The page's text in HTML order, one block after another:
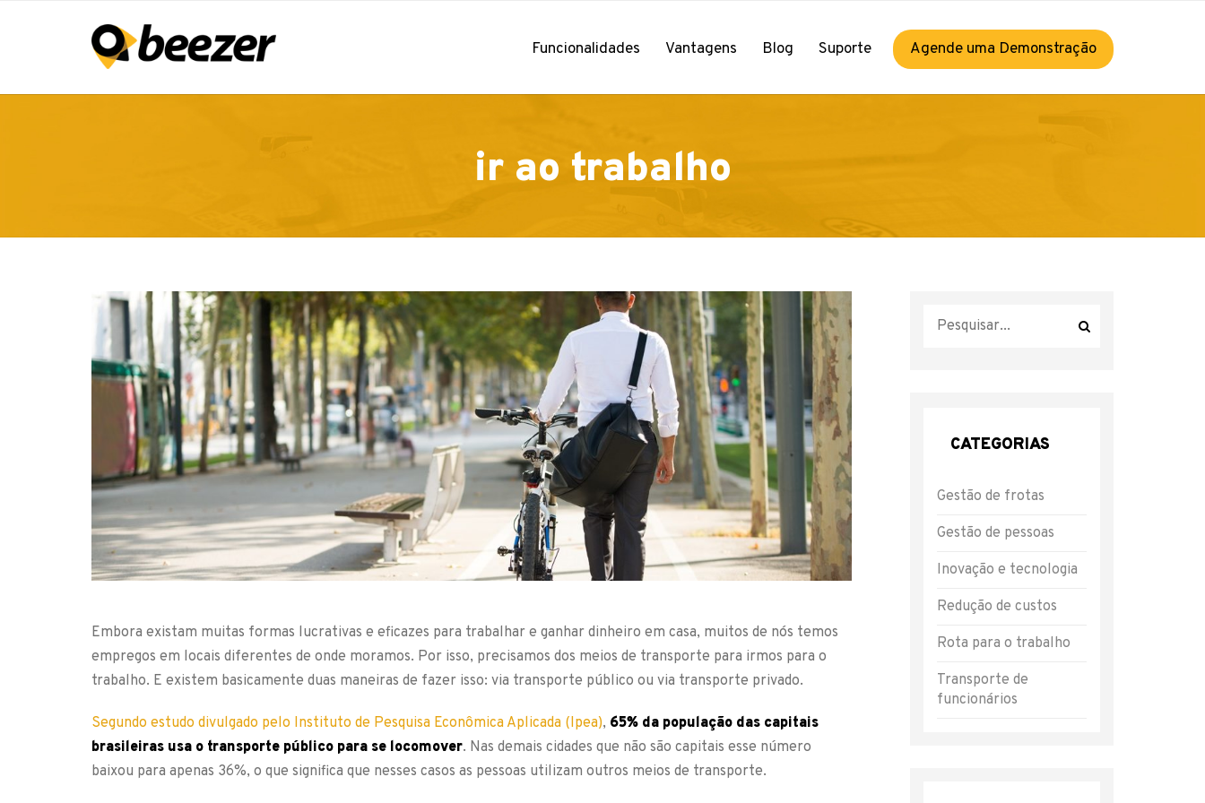
Funcionalidades Vantagens Blog Suporte Agende uma Demonstração
ir ao trabalho
Embora existam muitas formas lucrativas e eficazes para trabalhar e ganhar dinheiro em casa, muitos de nós temos
empregos em locais diferentes de onde moramos. Por isso, precisamos dos meios de transporte para irmos para o
trabalho. E existem basicamente duas maneiras de fazer isso: via transporte público ou via transporte privado.
Segundo estudo divulgado pelo Instituto de Pesquisa Econômica Aplicada (Ipea), 65% da população das capitais
brasileiras usa o transporte público para se locomover. Nas demais cidades que não são capitais esse número
baixou para apenas 36%, o que significa que nesses casos as pessoas utilizam outros meios de transporte.
CATEGORIAS
Gestão de frotas
Gestão de pessoas
Inovação e tecnologia
Redução de custos
Rota para o trabalho
Transporte de
funcionários